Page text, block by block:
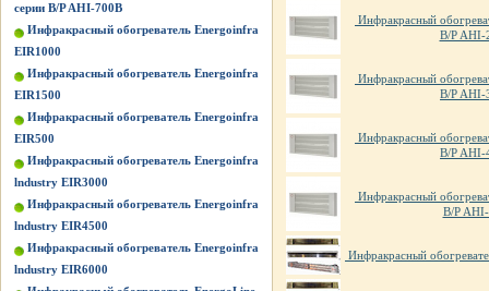
серии B/P AHI-700B
Инфракрасный обогреватель Energoinfra
EIR1000
Инфракрасный обогреватель Energoinfra
EIR1500
Инфракрасный обогреватель Energoinfra
EIR500
Инфракрасный обогреватель Energoinfra
lndustry EIR3000
Инфракрасный обогреватель Energoinfra
lndustry EIR4500
Инфракрасный обогреватель Energoinfra
lndustry EIR6000
Инфракрасный
B/P AHI-
Инфракрасный
B/P AHI-
Инфракрасный
B/P AHI-
Инфракрасный
B/P
Инфракрасный